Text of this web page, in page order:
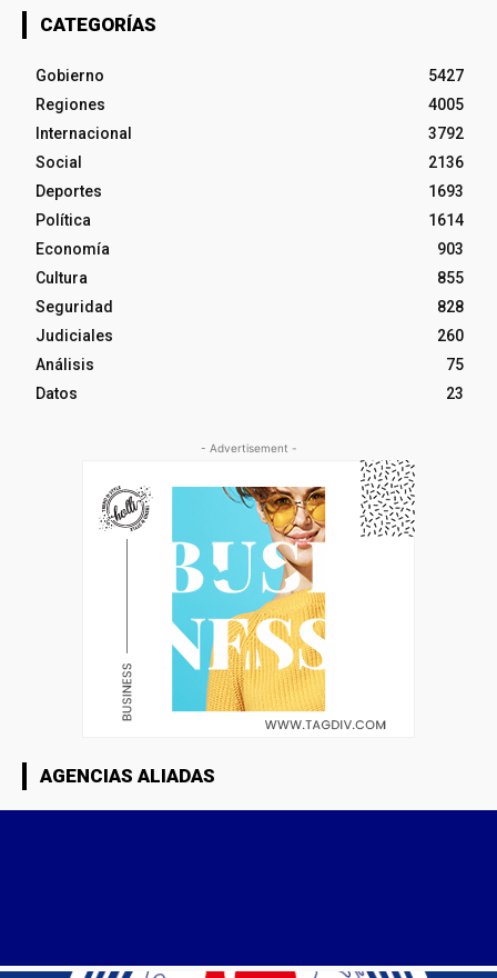
CATEGORÍAS
Gobierno
5427
Regiones
4005
Internacional
3792
Social
2136
Deportes
1693
Política
1614
Economía
903
Cultura
855
Seguridad
828
Judiciales
260
Análisis
75
Datos
23
- Advertisement -
AGENCIAS ALIADAS